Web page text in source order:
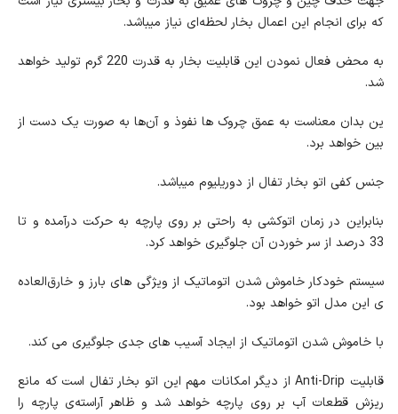
که برای انجام این اعمال بخار لحظه‌ای نیاز میباشد.
به محض فعال نمودن این قابلیت بخار به قدرت 220 گرم تولید خواهد
شد.
ین بدان معناست به عمق چروک ها نفوذ و آن‌ها به صورت یک دست از
بین خواهد برد.
جنس کفی اتو بخار تفال از دوریلیوم میباشد.
بنابراین در زمان اتوکشی به راحتی بر روی پارچه به حرکت درآمده و تا
33 درصد از سر خوردن آن جلوگیری خواهد کرد.
سیستم خودکار خاموش شدن اتوماتیک از ویژگی های بارز و خارق‌العاده
ی این مدل اتو خواهد بود.
با خاموش شدن اتوماتیک از ایجاد آسیب های جدی جلوگیری می کند.
قابلیت Anti-Drip از دیگر امکانات مهم این اتو بخار تفال است که مانع
ریزش قطعات آب بر روی پارچه خواهد شد و ظاهر آراسته‌‌ی پارچه را